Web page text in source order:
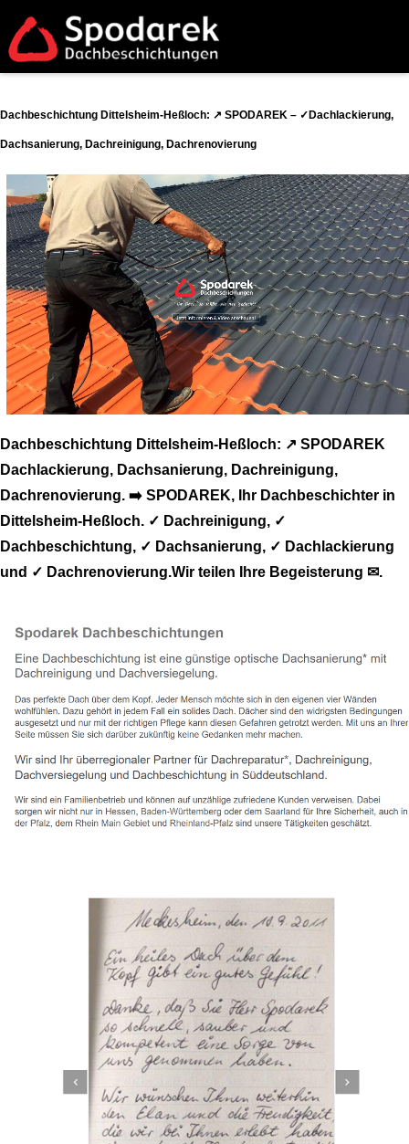
Dachbeschichtung Dittelsheim-Heßloch: ↗️ SPODAREK – ✓Dachlackierung,
Dachsanierung, Dachreinigung, Dachrenovierung
Dachbeschichtung Dittelsheim-Heßloch: ↗️ SPODAREK
Dachlackierung, Dachsanierung, Dachreinigung,
Dachrenovierung. ➡️ SPODAREK, Ihr Dachbeschichter in
Dittelsheim-Heßloch. ✓ Dachreinigung, ✓
Dachbeschichtung, ✓ Dachsanierung, ✓ Dachlackierung
und ✓ Dachrenovierung.Wir teilen Ihre Begeisterung ✉.